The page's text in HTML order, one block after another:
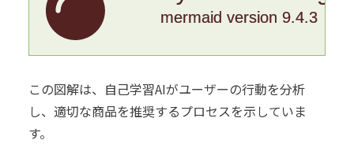
mermaid version 9.4.3
この図解は、自己学習AIがユーザーの行動を分析
し、適切な商品を推奨するプロセスを示していま
す。